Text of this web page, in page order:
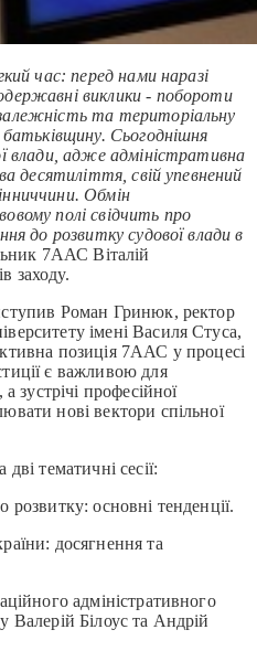
час: перед нами наразі
виклики - побороти
та територіальну
батьківщину. Сьогоднішня
влади, адже адміністративна
десятиліття, свій упевнений
Обмін
полі свідчить про
до розвитку судової влади в
7ААС Віталій
заходу.
Роман Гринюк, ректор
імені Василя Стуса,
позиція 7ААС у процесі
є важливою для
зустрічі професійної
нові вектори спільної
тематичні сесії:
основні тенденції.
досягнення та
адміністративного
Валерій Білоус та Андрій